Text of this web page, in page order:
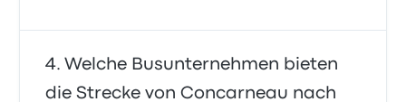
Welche Busunternehmen bieten
die Strecke von Concarneau nach